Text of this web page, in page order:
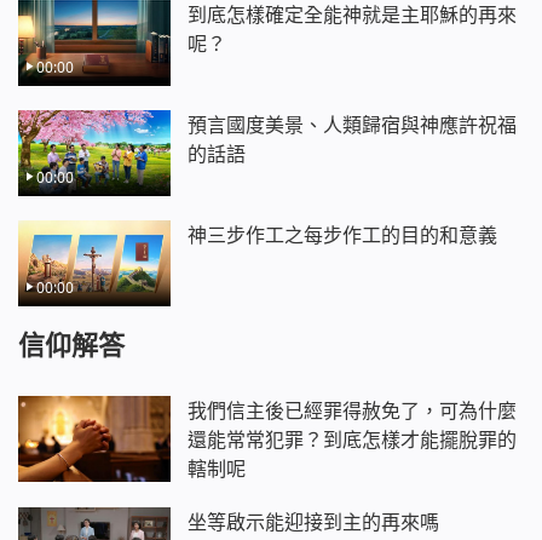
00:00
到底怎樣確定全能神就是主耶穌的再來
呢？
00:00
預言國度美景、人類歸宿與神應許祝福
的話語
00:00
神三步作工之每步作工的目的和意義
信仰解答
我們信主後已經罪得赦免了，可為什麼
還能常常犯罪？到底怎樣才能擺脫罪的
轄制呢
坐等啟示能迎接到主的再來嗎